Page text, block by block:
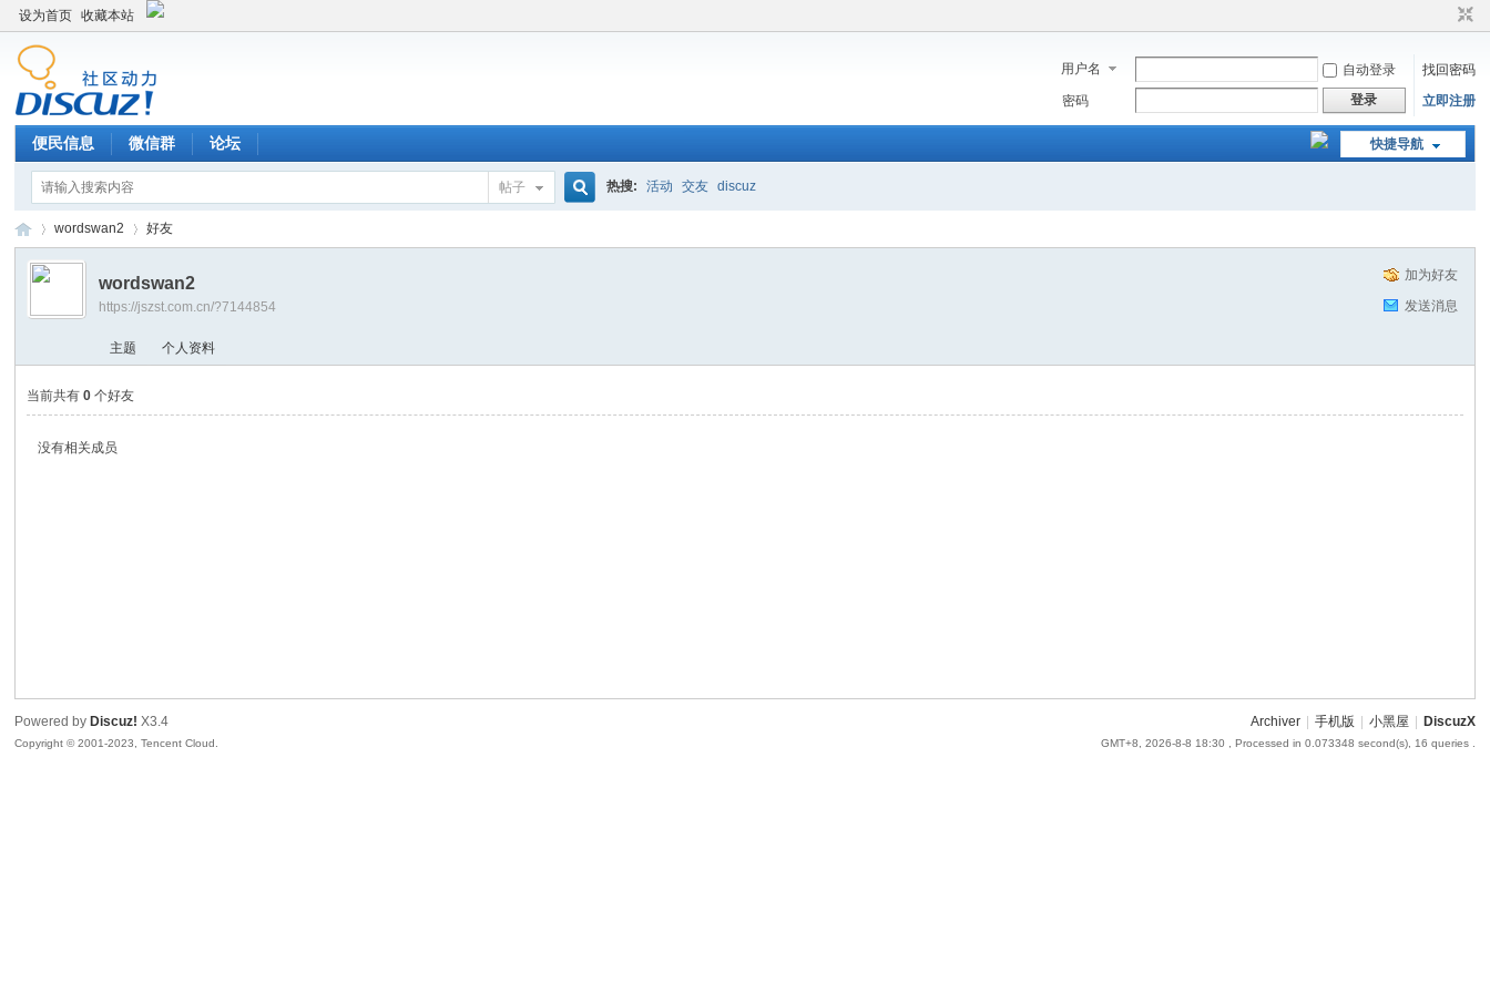
设为首页 收藏本站
用户名 自动登录
找回密码
密码
登录 立即注册
快捷导航
便民信息 微信群 论坛
帖子 热搜: 活动 交友 discuz
›
wordswan2 好友
加为好友
发送消息
wordswan2
https://jszst.com.cn/?7144854
主题 个人资料
当前共有0 个好友
没有相关成员
Archiver 手机版 小黑屋 DiscuzX
GMT+8, 2026-8-8 18:30 , Processed in 0.073348 second(s), 16 queries .
Powered by Discuz! X3.4
Copyright © 2001-2023, Tencent Cloud.